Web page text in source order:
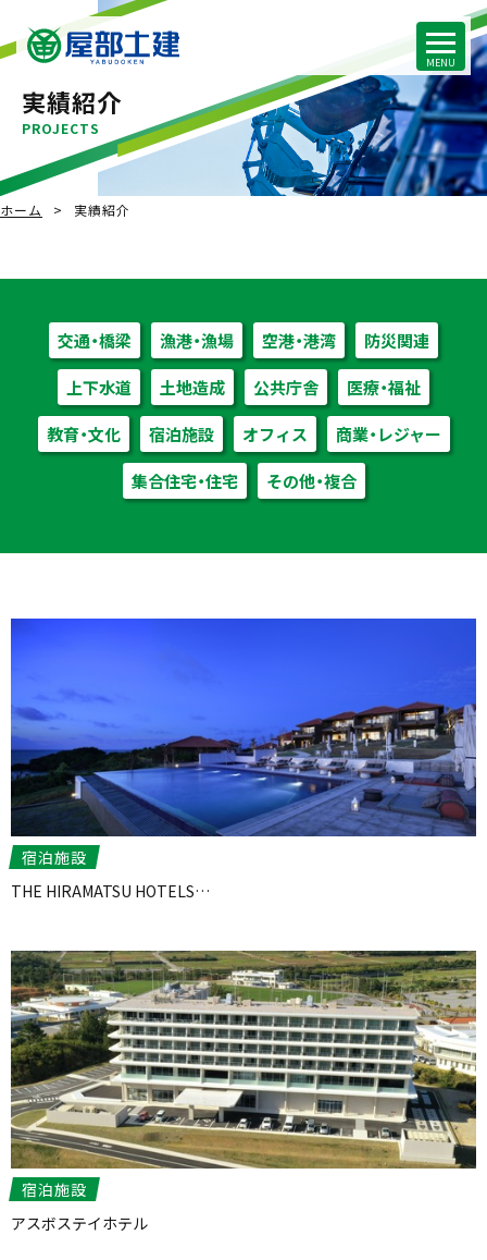
実績紹介
PROJECTS
ホーム 実績紹介
交通・橋梁 漁港・漁場 空港・港湾 防災関連
上下水道 土地造成 公共庁舎 医療・福祉
教育・文化 宿泊施設 オフィス 商業・レジャー
集合住宅・住宅 その他・複合
宿泊施設
THE HIRAMATSU HOTELS…
宿泊施設
アスボステイホテル